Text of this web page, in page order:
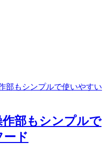
部もシンプルで
ド